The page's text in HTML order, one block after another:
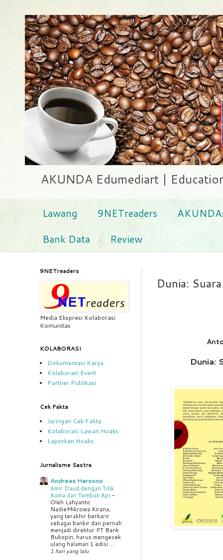
AKUNDA Edumediart |
Lawang 9NETreaders
Bank Data
Review
Dunia:
Dunia:
9NETreaders
Media Ekspresi Kolaborasi
Komunitas
KOLABORASI
Dokumentasi Karya
Kolaborasi Event
Partner Publikasi
Cek Fakta
Jaringan Cek Fakta
Kolaborasi Lawan Hoaks
Laporkan Hoaks
Jurnalisme Sastra
Andreas Harsono
Amir Daud dengan Titik
Koma dan Tembok Api -
Oleh Lahyanto
NadieMikrowa Kirana,
yang terakhir berkarir
sebagai bankir dan pernah
menjadi direktur PT Bank
Bukopin, harus mengecek
ulang halaman 1 edisi ...
1 hari yang lalu